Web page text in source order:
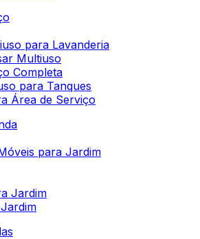
para Lavanderia
Multiuso
Completa
para Tanques
Área de Serviço
para Jardim
Jardim